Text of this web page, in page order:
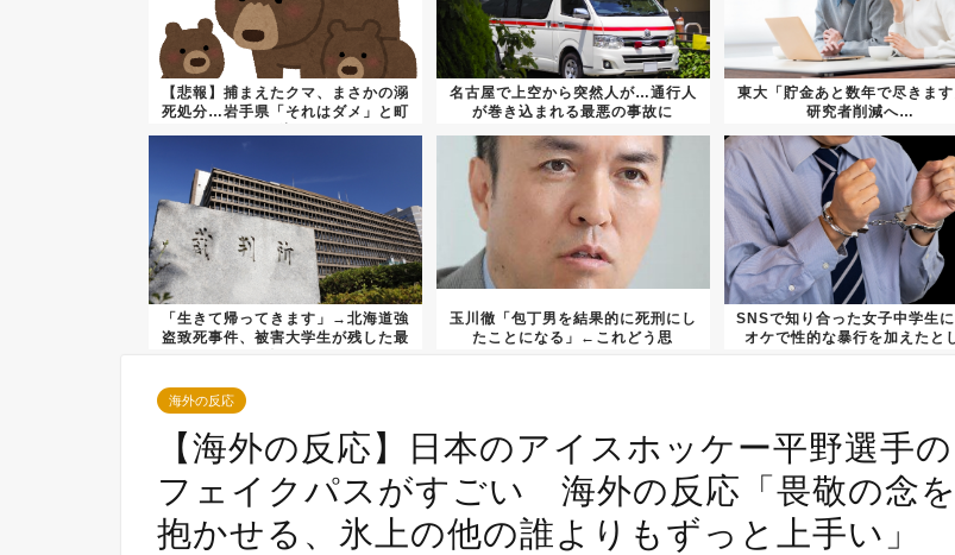
【悲報】捕まえたクマ、まさかの溺
死処分…岩手県「それはダメ」と町
名古屋で上空から突然人が…通行人
が巻き込まれる最悪の事故に
東大「貯金あと数年で尽きま
研究者削減へ…
「生きて帰ってきます」→北海道強
盗致死事件、被害大学生が残した最
玉川徹「包丁男を結果的に死刑にし
たことになる」←これどう思
SNSで知り合った女子中学生
オケで性的な暴行を加えたと
海外の反応
【海外の反応】日本のアイスホッケー平野選手の
フェイクパスがすごい 海外の反応「畏敬の念を
抱かせる、氷上の他の誰よりもずっと上手い」